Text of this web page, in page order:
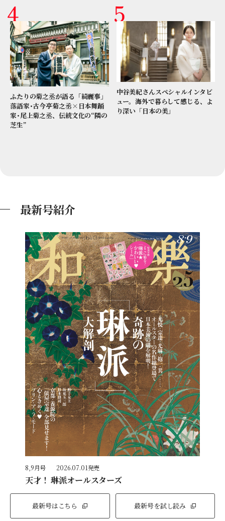
ふたりの菊之丞が語る「綺麗事」
落語家･古今亭菊之丞×日本舞踊
家･尾上菊之丞、伝統文化の“隣の
芝生”
中谷美紀さんスペシャルインタビ
ュー。海外で暮らして感じる、よ
り深い「日本の美」
最新号紹介
8,9月号 2026.07.01発売
天才！ 琳派オールスターズ
最新号はこちら 最新号を試し読み